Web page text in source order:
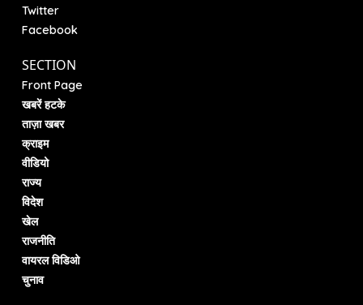
Twitter
Facebook
SECTION
Front Page
खबरें हटके
ताज़ा खबर
क्राइम
वीडियो
राज्य
विदेश
खेल
राजनीति
वायरल विडिओ
चुनाव